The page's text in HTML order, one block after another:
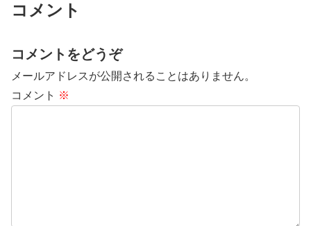
コメント
コメントをどうぞ
メールアドレスが公開されることはありません。
コメント ※